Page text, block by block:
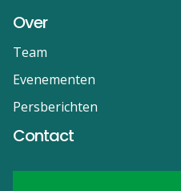
Over
Team
Evenementen
Persberichten
Contact